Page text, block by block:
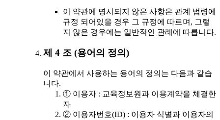
이 약관에 명시되지 않은 사항은 관계 법령에
규정 되어있을 경우 그 규정에 따르며, 그렇
지 않은 경우에는 일반적인 관례에 따릅니다.
제 4 조 (용어의 정의)
이 약관에서 사용하는 용어의 정의는 다음과 같습
니다.
① 이용자 : 교육정보원과 이용계약을 체결한
자
② 이용자번호(ID) : 이용자 식별과 이용자의